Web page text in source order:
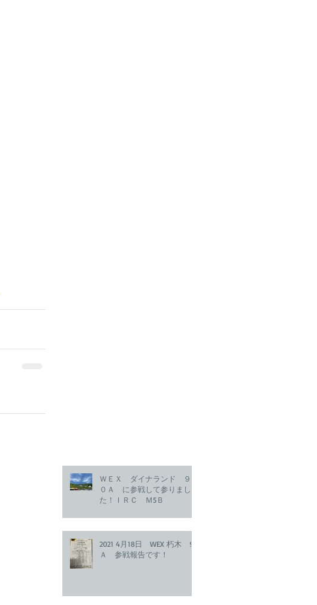
ＷＥＸ ダイナランド ９
０Ａ に参戦して参りまし
た！ＩＲＣ Ｍ5Ｂ
2021 4月18日 WEX 朽木 90
Ａ 参戦報告です！